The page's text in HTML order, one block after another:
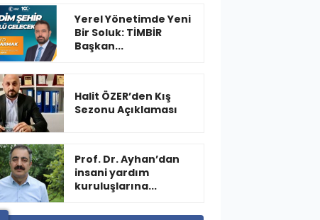
Yerel Yönetimde Yeni
Bir Soluk: TİMBİR
Başkan...
Halit ÖZER’den Kış
Sezonu Açıklaması
Prof. Dr. Ayhan’dan
insani yardım
kuruluşlarına...